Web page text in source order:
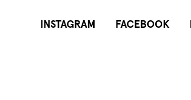
INSTAGRAM FACEBOOK